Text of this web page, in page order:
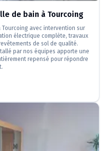
de bain à Tourcoing
avec intervention sur
électrique complète, travaux
de sol de qualité.
par nos équipes apporte une
repensé pour répondre